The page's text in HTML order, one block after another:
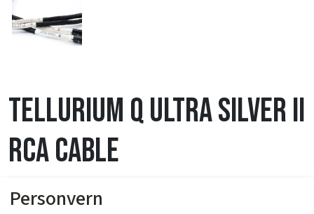
Tellurium Q ULTRA SILVER II
RCA CABLE
Personvern